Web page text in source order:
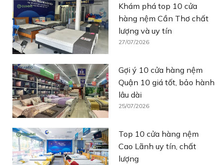
Khám phá top 10 cửa
hàng nệm Cần Thơ chất
lượng và uy tín
27/07/2026
Gợi ý 10 cửa hàng nệm
Quận 10 giá tốt, bảo hành
lâu dài
25/07/2026
Top 10 cửa hàng nệm
Cao Lãnh uy tín, chất
lượng